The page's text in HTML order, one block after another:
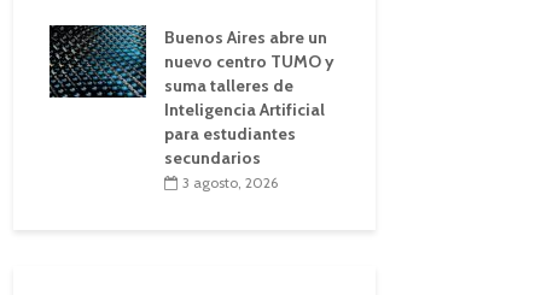
Buenos Aires abre un
nuevo centro TUMO y
suma talleres de
Inteligencia Artificial
para estudiantes
secundarios
3 agosto, 2026